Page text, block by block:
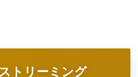
トリーミング